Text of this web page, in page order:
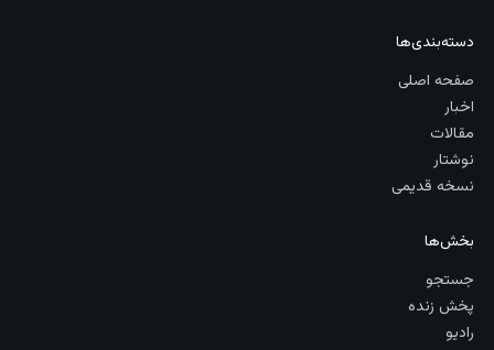
دسته‌بندی‌ها
صفحه اصلی
اخبار
مقالات
نوشتار
نسخه قدیمی
بخش‌ها
جستجو
پخش زنده
رادیو